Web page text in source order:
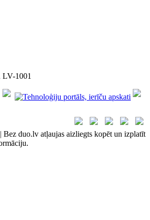
LV-1001
duo.lv atļaujas aizliegts kopēt un izplatīt